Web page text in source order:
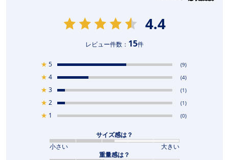
4.4
レビュー件数： 15件
★ 5 (9)
★ 4 (4)
★ 3 (1)
★ 2 (1)
★ 1 (0)
サイズ感は？
小さい
大きい
重量感は？